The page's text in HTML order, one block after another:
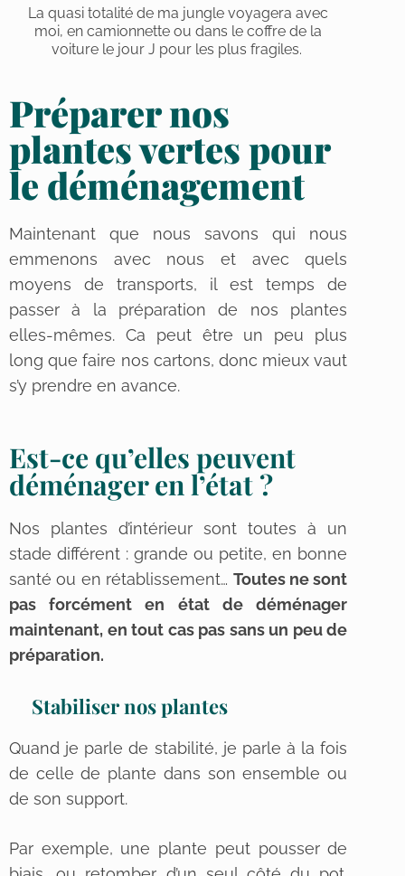
La quasi totalité de ma jungle voyagera avec
moi, en camionnette ou dans le coffre de la
voiture le jour J pour les plus fragiles.
Préparer nos
plantes vertes pour
le déménagement
Maintenant que nous savons qui nous
emmenons avec nous et avec quels
moyens de transports, il est temps de
passer à la préparation de nos plantes
elles-mêmes. Ca peut être un peu plus
long que faire nos cartons, donc mieux vaut
s’y prendre en avance.
Est-ce qu’elles peuvent
déménager en l’état ?
Nos plantes d’intérieur sont toutes à un
stade différent : grande ou petite, en bonne
santé ou en rétablissement… Toutes ne sont
pas forcément en état de déménager
maintenant, en tout cas pas sans un peu de
préparation.
Stabiliser nos plantes
Quand je parle de stabilité, je parle à la fois
de celle de plante dans son ensemble ou
de son support.
Par exemple, une plante peut pousser de